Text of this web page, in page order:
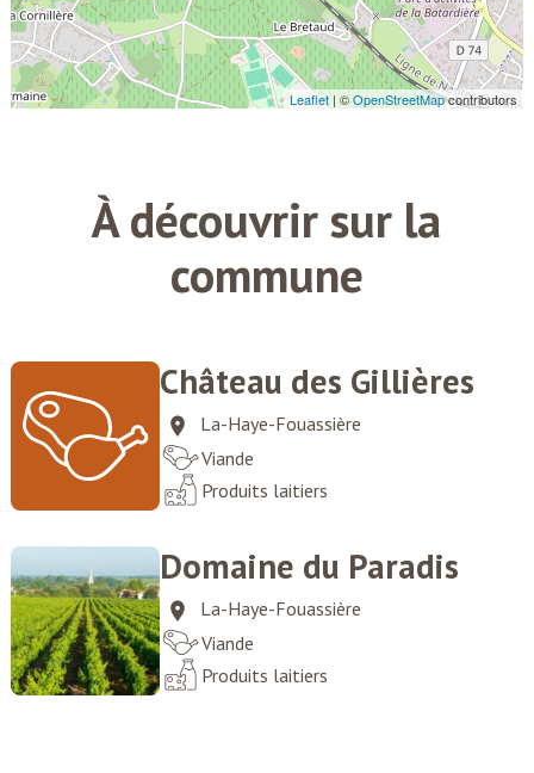
À découvrir sur la
commune
Château des Gillières
La-Haye-Fouassière
Viande
Produits laitiers
Domaine du Paradis
La-Haye-Fouassière
Viande
Produits laitiers